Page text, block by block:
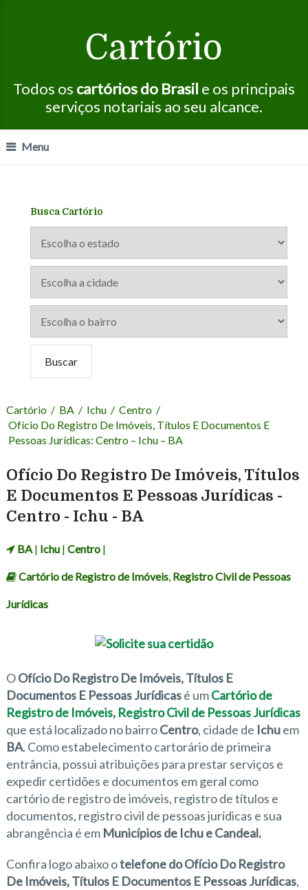
Cartório
Todos os cartórios do Brasil e os principais
serviços notariais ao seu alcance.
Menu
Busca Cartório
Cartório / BA / Ichu / Centro /
Ofício Do Registro De Imóveis, Títulos E Documentos E
Pessoas Jurídicas: Centro – Ichu – BA
Ofício Do Registro De Imóveis, Títulos
E Documentos E Pessoas Jurídicas -
Centro - Ichu - BA
BA| Ichu| Centro|
Cartório de Registro de Imóveis, Registro Civil de Pessoas
Jurídicas
OOfício Do Registro De Imóveis, Títulos E
Documentos E Pessoas Jurídicasé umCartório de
Registro de Imóveis, Registro Civil de Pessoas Jurídicas
que está localizado no bairroCentro, cidade de Ichuem
BA. Como estabelecimento cartorário de primeira
entrância, possui atribuições para prestar serviços e
expedir certidões e documentos em geral como
cartório de registro de imóveis, registro de títulos e
documentos, registro civil de pessoas jurídicas e sua
abrangência é em Municípios de Ichu e Candeal.
Confira logo abaixo otelefone do Ofício Do Registro
De Imóveis, Títulos E Documentos E Pessoas Jurídicas,